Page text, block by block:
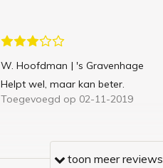
W. Hoofdman | 's Gravenhage
Helpt wel, maar kan beter.
Toegevoegd op 02-11-2019
toon meer reviews